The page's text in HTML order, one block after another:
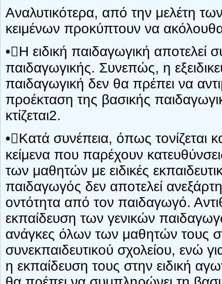
Αναλυτικότερα, από την μελέτη
κειμένων προκύπτουν να
•Η ειδική παιδαγωγική αποτελεί
παιδαγωγικής. Συνεπώς, η
παιδαγωγική δεν θα πρέπει να
προέκταση της βασικής
κτίζεται2.
•Κατά συνέπεια, όπως τονίζεται
κείμενα που παρέχουν
των μαθητών με ειδικές
παιδαγωγός δεν αποτελεί
οντότητα από τον παιδαγωγό.
εκπαίδευση των γενικών
ανάγκες όλων των μαθητών τους
συνεκπαιδευτικού σχολείου, ενώ
η εκπαίδευση τους στην ειδική